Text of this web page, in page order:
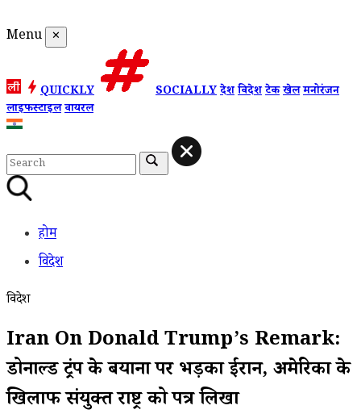
Menu ✕
QUICKLY SOCIALLYदेशविदेशटेकखेलमनोरंजन
लाइफस्टाइलवायरल
होम
विदेश
विदेश
Iran On Donald Trump’s Remark:
डोनाल्ड ट्रंप के बयानों पर भड़का ईरान, अमेरिका के
खिलाफ संयुक्त राष्ट्र को पत्र लिखा